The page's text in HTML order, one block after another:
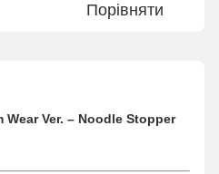
Порівняти
Ver. – Noodle Stopper